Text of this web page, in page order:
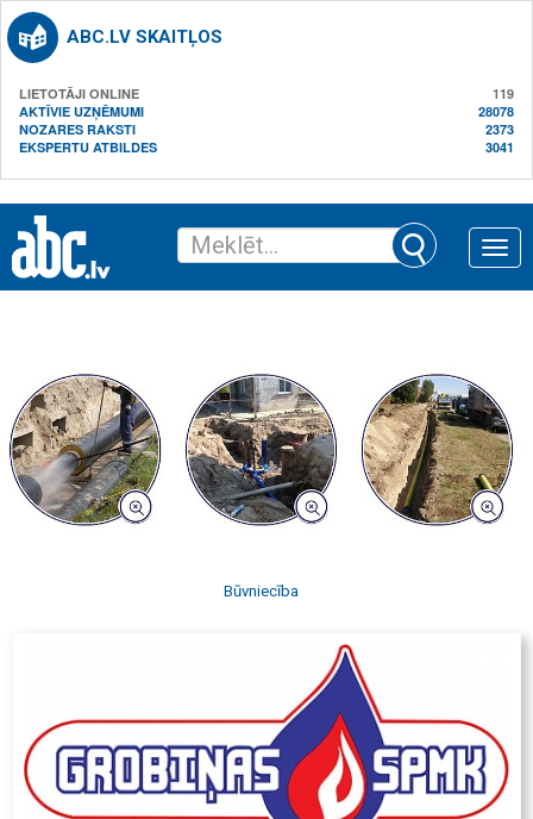
ABC.LV SKAITĻOS
LIETOTĀJI ONLINE
119
AKTĪVIE UZŅĒMUMI
28078
NOZARES RAKSTI
2373
EKSPERTU ATBILDES
3041
Toggle
Būvniecība